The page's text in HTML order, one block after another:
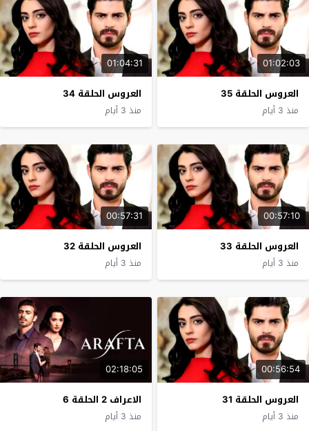
01:02:03
العروس الحلقة 35
منذ 3 أيام
01:04:31
العروس الحلقة 34
منذ 3 أيام
00:57:10
العروس الحلقة 33
منذ 3 أيام
00:57:31
العروس الحلقة 32
منذ 3 أيام
00:56:54
العروس الحلقة 31
منذ 3 أيام
02:18:05
الاعراف 2 الحلقة 6
منذ 3 أيام